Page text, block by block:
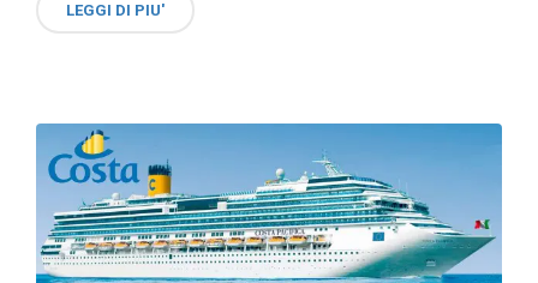
LEGGI DI PIU'